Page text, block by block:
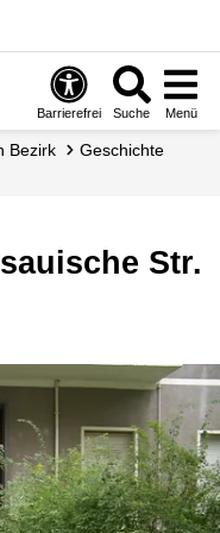
Barrierefrei Suche Menü
Bezirk
Geschichte